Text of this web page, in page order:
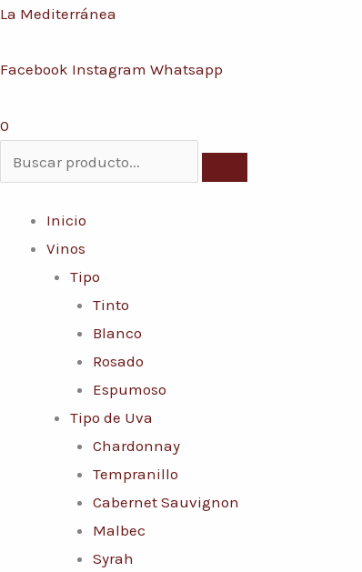
Ir
contenido
La Mediterránea
Facebook Instagram Whatsapp
0
Inicio
Vinos
Tipo
Tinto
Blanco
Rosado
Espumoso
Tipo de Uva
Chardonnay
Tempranillo
Cabernet Sauvignon
Malbec
Syrah
Menú